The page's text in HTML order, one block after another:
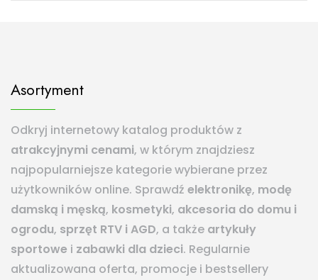
Asortyment
Odkryj internetowy katalog produktów z
atrakcyjnymi cenami, w którym znajdziesz
najpopularniejsze kategorie wybierane przez
użytkowników online. Sprawdź elektronikę, modę
damską i męską, kosmetyki, akcesoria do domu i
ogrodu, sprzęt RTV i AGD, a także artykuły
sportowe i zabawki dla dzieci. Regularnie
aktualizowana oferta, promocje i bestsellery